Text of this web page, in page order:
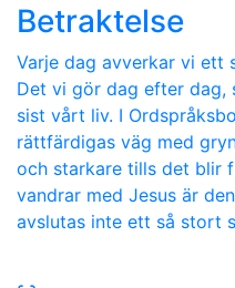
Betraktelse
Varje dag avverkar vi ett
Det vi gör dag efter dag,
sist vårt liv. I
rättfärdigas väg med
och starkare tills det blir
vandrar med Jesus är
avslutas inte ett så stort